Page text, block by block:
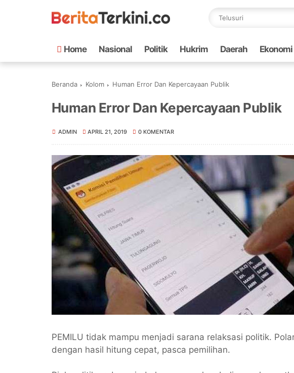
Home Nasional Politik Hukrim Daerah Ekonomi
Beranda Kolom Human Error Dan Kepercayaan Publik
Human Error Dan Kepercayaan Publik
ADMIN APRIL 21, 2019 0 KOMENTAR
PEMILU tidak mampu menjadi sarana relaksasi politik.
dengan hasil hitung cepat, pasca pemilihan.